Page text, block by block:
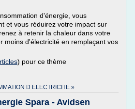
d'énergie, vous
et vous réduirez votre impact sur
à retenir la chaleur dans votre
moins d'électricité en remplaçant vos
) pour ce thème
D ELECTRICITE »
Spara - Avidsen